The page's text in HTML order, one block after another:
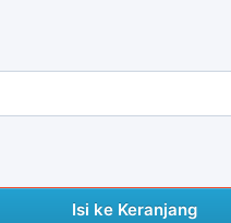
Isi ke Keranjang